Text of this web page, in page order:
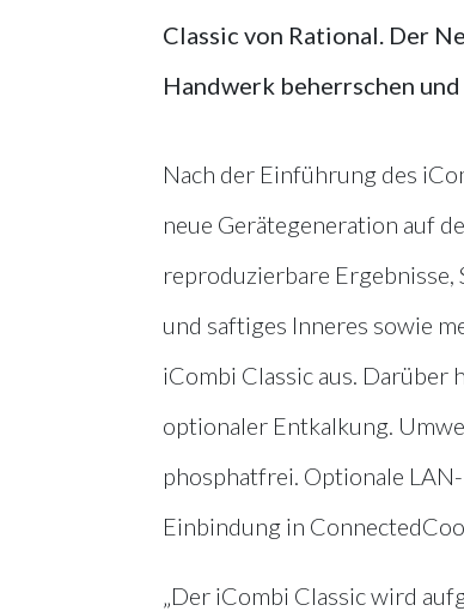
Classic von Rational. Der
Handwerk beherrschen
Nach der Einführung des
neue Gerätegeneration auf
reproduzierbare
und saftiges Inneres sowie
iCombi Classic aus. Darüber
optionaler Entkalkung.
phosphatfrei. Optionale
Einbindung in
„Der iCombi Classic wird